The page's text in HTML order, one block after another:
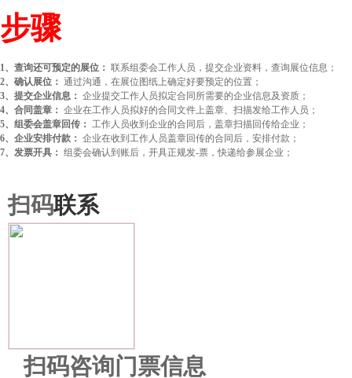
步骤
1、查询还可预定的展位： 联系组委会工作人员，提交企业资料，查询展位信息；
2、确认展位： 通过沟通，在展位图纸上确定好要预定的位置；
3、提交企业信息： 企业提交工作人员拟定合同所需要的企业信息及资质；
4、合同盖章： 企业在工作人员拟好的合同文件上盖章、扫描发给工作人员；
5、组委会盖章回传： 工作人员收到企业的合同后，盖章扫描回传给企业；
6、企业安排付款： 企业在收到工作人员盖章回传的合同后，安排付款；
7、发票开具： 组委会确认到账后，开具正规发-票，快递给参展企业；
扫码联系
扫码咨询门票信息